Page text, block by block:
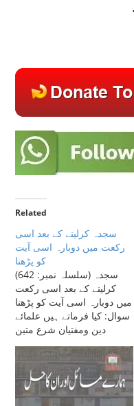
Related
سجدہ کرلینے کے بعد اسی
رکعت میں دوبارہ اسی آیت
کو پڑھنا
(سلسلہ نمبر: 642) سجدہ
کرلینے کے بعد اسی رکعت
میں دوبارہ اسی آیت کو پڑھنا
سوال: کیا فرماتے ہیں علمائے
دین ومفتیان شرع متین
مسئلہ ذیل کے بارے میں: امام
صاحب نے نماز آیت سجدہ
پڑھی اور سجدہ کرنے کے بعد
جب کھڑے ہوئے تو دوبارہ
اسی آیت سجدہ کو…